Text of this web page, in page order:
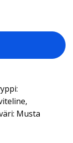
Musta